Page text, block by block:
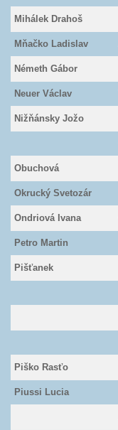
Mihálek Drahoš
Mňačko Ladislav
Németh Gábor
Neuer Václav
Nižňánsky Jožo
Obuchová
Okrucký Svetozár
Ondriová Ivana
Petro Martin
Pišťanek
Piško Rasťo
Piussi Lucia